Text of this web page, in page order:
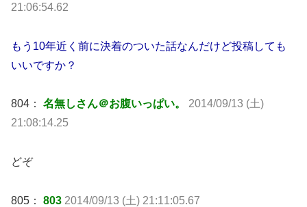
21:06:54.62
もう10年近く前に決着のついた話なんだけど投稿しても
いいですか？
804： 名無しさん＠お腹いっぱい。 2014/09/13 (土)
21:08:14.25
どぞ
805： 803 2014/09/13 (土) 21:11:05.67